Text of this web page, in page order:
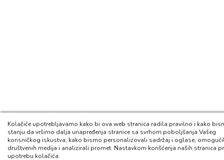
Kolačiće upotrebljavamo kako bi ova web stranica radila pravilno i kako
stanju da vršimo dalja unapređenja stranice sa svrhom poboljšanja Vašeg
korisničkog iskustva, kako bismo personalizovali sadržaj i oglase,
društvenih medija i analizirali promet. Nastavkom korišćenja naših stranica
upotrebu kolačića.